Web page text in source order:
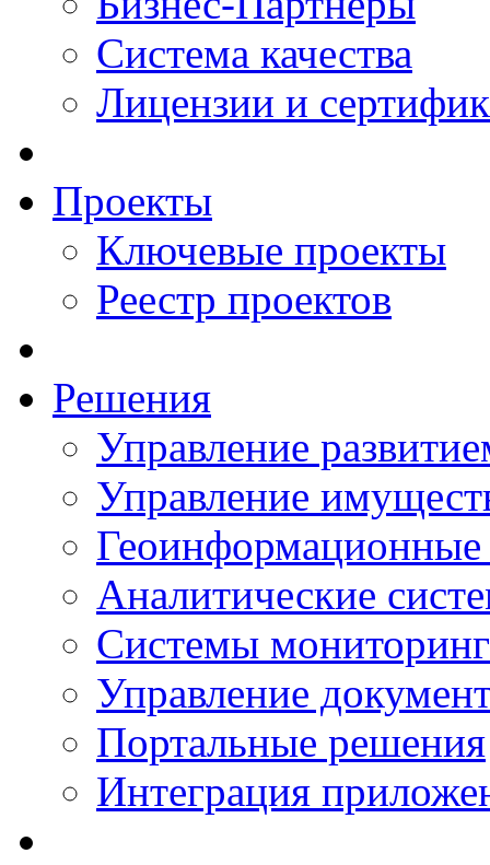
Система качества
Лицензии и
Проекты
Ключевые проекты
Реестр проектов
Решения
Управление
Управление
Аналитические
Системы
Управление
Портальные решения
Интеграция